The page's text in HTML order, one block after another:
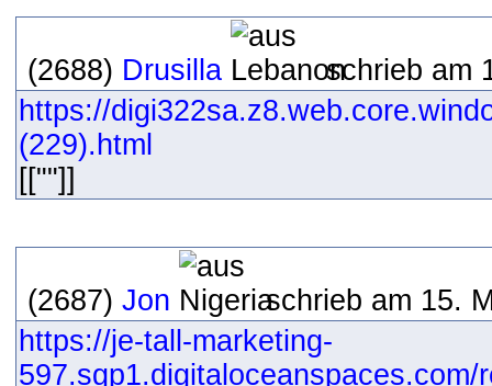
(2688) Drusilla
schrieb am
https://
(229).html
[[""]]
(2687) Jon
schrieb am 15.
https://je-tall-marketing-
597.sgp1.digitaloceanspaces.com/